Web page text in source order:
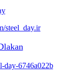
steel_day.ir
6746a022b/